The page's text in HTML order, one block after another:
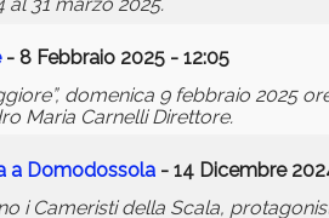
al 31 marzo 2025.
- 8 Febbraio 2025 - 12:05
domenica 9 febbraio 2025
Maria Carnelli Direttore.
a Domodossola - 14 Dicembre
i Cameristi della Scala,